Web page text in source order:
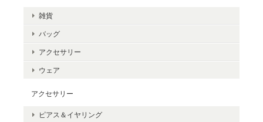
雑貨
バッグ
アクセサリー
ウェア
アクセサリー
ピアス＆イヤリング